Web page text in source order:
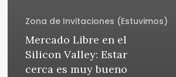
Zona de Invitaciones (Estuvimos)
Mercado Libre en el
Silicon Valley: Estar
cerca es muy bueno